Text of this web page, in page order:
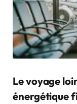
Le voyage
énergétique